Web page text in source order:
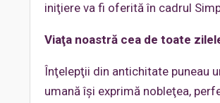
iniţiere va fi oferită în cadrul
Viaţa noastră cea de toate
Înţelepţii din antichitate puneau
umană îşi exprimă nobleţea,